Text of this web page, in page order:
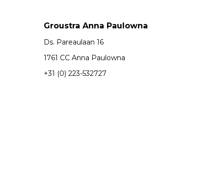
Groustra Anna Paulowna
Ds. Pareaulaan 16
1761 CC Anna Paulowna
+31 (0) 223-532727